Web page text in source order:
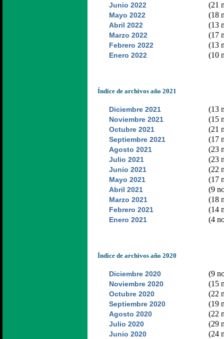
Junio 2022 (21
Mayo 2022 (18
Abril 2022 (13
Marzo 2022 (17
Febrero 2022 (13
Enero 2022 (10
Índice de archivos año 2021
Diciembre 2021 (13
Noviembre 2021 (15
Octubre 2021 (21
Septiembre 2021 (17
Agosto 2021 (23
Julio 2021 (23
Junio 2021 (22
Mayo 2021 (17
Abril 2021 (9
Marzo 2021 (18
Febrero 2021 (14
Enero 2021 (4
Índice de archivos año 2020
Diciembre 2020 (9
Noviembre 2020 (15
Octubre 2020 (22
Septiembre 2020 (19
Agosto 2020 (22
Julio 2020 (29
Junio 2020 (24